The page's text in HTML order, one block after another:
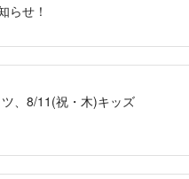
らせ！
、8/11(祝・木)キッズ